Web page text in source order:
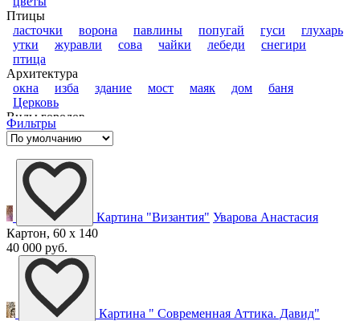
Птицы
ласточки
ворона павлины попугай гуси
глухарь
утки
журавли сова чайки лебеди
снегири
птица
Архитектура
окна
изба здание мост маяк дом
баня
Церковь
Виды городов
санкт-петербург
ночной город
венеция
Техника
porsche
мотоцикл
поезд
корабли
Фрукты и ягоды
ананасы
помидоры банан мандарины
груши
апельсины
ягоды
персики
тыква
клубника
Картины по тону
серая картина
картина
желтая картина
Фильтры
Картина "Византия" Уварова Анастасия
Картон, 60 x 140
40 000 руб.
Картина " Современная Аттика. Давид"